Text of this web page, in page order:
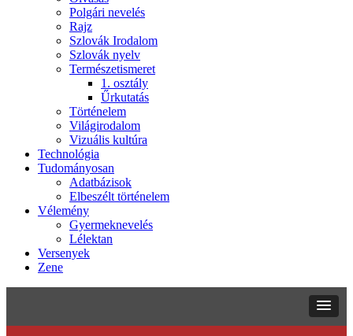
Polgári nevelés
Rajz
Szlovák Irodalom
Szlovák nyelv
Természetismeret
1. osztály
Űrkutatás
Történelem
Világirodalom
Vizuális kultúra
Technológia
Tudományosan
Adatbázisok
Elbeszélt történelem
Vélemény
Gyermeknevelés
Lélektan
Versenyek
Zene